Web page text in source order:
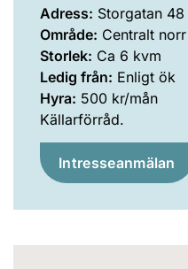
Adress: Storgatan 48
Område: Centralt norr
Storlek: Ca 6 kvm
Ledig från: Enligt ök
Hyra: 500 kr/mån
Källarförråd.
Intresseanmälan